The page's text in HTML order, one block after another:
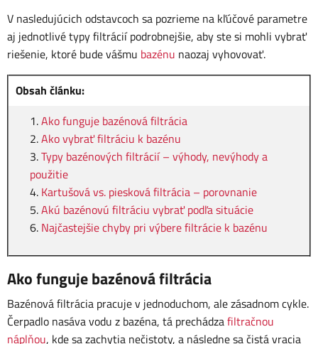
V nasledujúcich odstavcoch sa pozrieme na kľúčové parametre
aj jednotlivé typy filtrácií podrobnejšie, aby ste si mohli vybrať
riešenie, ktoré bude vášmu bazénu naozaj vyhovovať.
Obsah článku:
Ako funguje bazénová filtrácia
Ako vybrať filtráciu k bazénu
Typy bazénových filtrácií – výhody, nevýhody a
použitie
Kartušová vs. piesková filtrácia – porovnanie
Akú bazénovú filtráciu vybrať podľa situácie
Najčastejšie chyby pri výbere filtrácie k bazénu
Ako funguje bazénová filtrácia
Bazénová filtrácia pracuje v jednoduchom, ale zásadnom cykle.
Čerpadlo nasáva vodu z bazéna, tá prechádzafiltračnou
náplňou, kde sa zachytia nečistoty, a následne sa čistá vracia